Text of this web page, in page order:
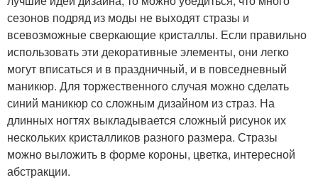
сезонов подряд из моды не выходят стразы и
всевозможные сверкающие кристаллы. Если правильно
использовать эти декоративные элементы, они легко
могут вписаться и в праздничный, и в повседневный
маникюр. Для торжественного случая можно сделать
синий маникюр со сложным дизайном из страз. На
длинных ногтях выкладывается сложный рисунок их
нескольких кристалликов разного размера. Стразы
можно выложить в форме короны, цветка, интересной
абстракции.